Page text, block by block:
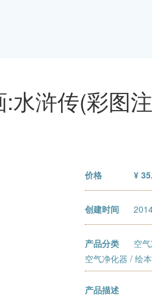
水浒传(彩图
价格 ¥
创建时间
产品分类 空
空气净化器 / 绘
产品描述